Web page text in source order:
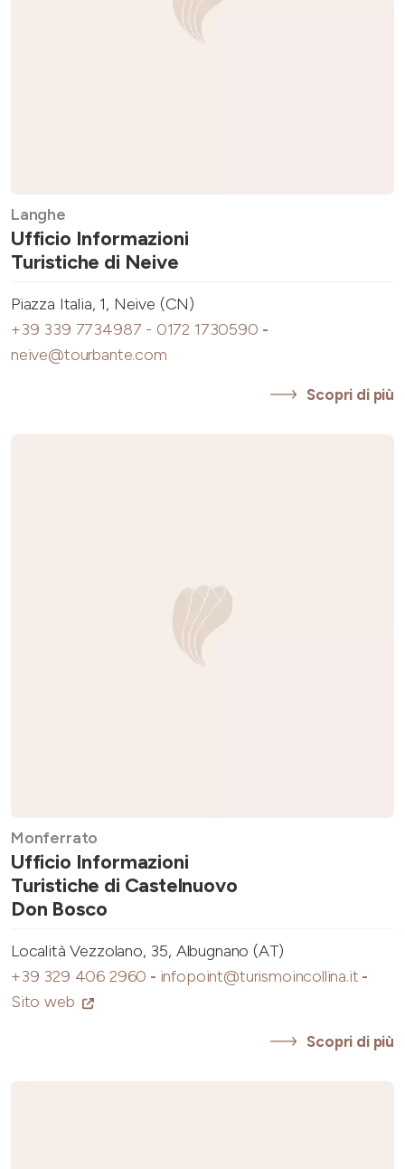
Langhe
Ufficio Informazioni
Turistiche di Neive
Piazza Italia, 1, Neive (CN)
+39 339 7734987 - 0172 1730590 -
neive@tourbante.com
Scopri di più
Monferrato
Ufficio Informazioni
Turistiche di Castelnuovo
Don Bosco
Località Vezzolano, 35, Albugnano (AT)
+39 329 406 2960 - infopoint@turismoincollina.it -
Sito web
Scopri di più